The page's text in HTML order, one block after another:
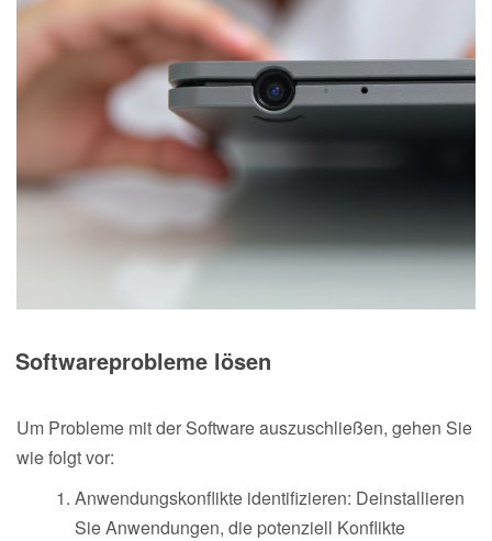
Softwareprobleme lösen
Um Probleme mit der Software auszuschließen, gehen Sie
wie folgt vor:
Anwendungskonflikte identifizieren: Deinstallieren
Sie Anwendungen, die potenziell Konflikte